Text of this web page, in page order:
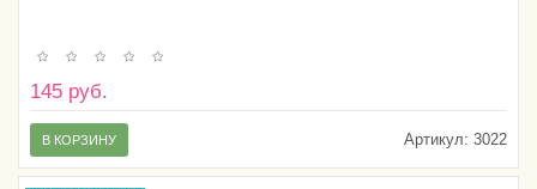
145 руб.
Артикул: 3022
В КОРЗИНУ